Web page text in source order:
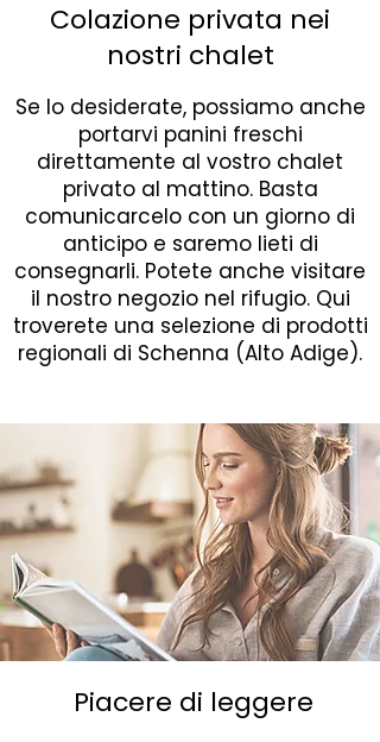
Colazione privata nei
nostri chalet
Se lo desiderate, possiamo anche
portarvi panini freschi
direttamente al vostro chalet
privato al mattino. Basta
comunicarcelo con un giorno di
anticipo e saremo lieti di
consegnarli. Potete anche visitare
il nostro negozio nel rifugio. Qui
troverete una selezione di prodotti
regionali di Schenna (Alto Adige).
Piacere di leggere